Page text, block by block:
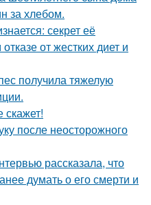
за хлебом.
секрет её
от жестких диет и
получила тяжелую
скажет!
после неосторожного
рассказала, что
думать о его смерти и